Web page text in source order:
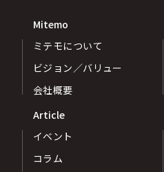
Mitemo
ミテモについて
ビジョン／バリュー
会社概要
Article
イベント
コラム